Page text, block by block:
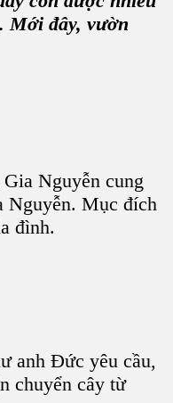
Mới đây, vườn
Nguyễn cung
Nguyễn. Mục đích
đình.
anh Đức yêu cầu,
chuyển cây từ